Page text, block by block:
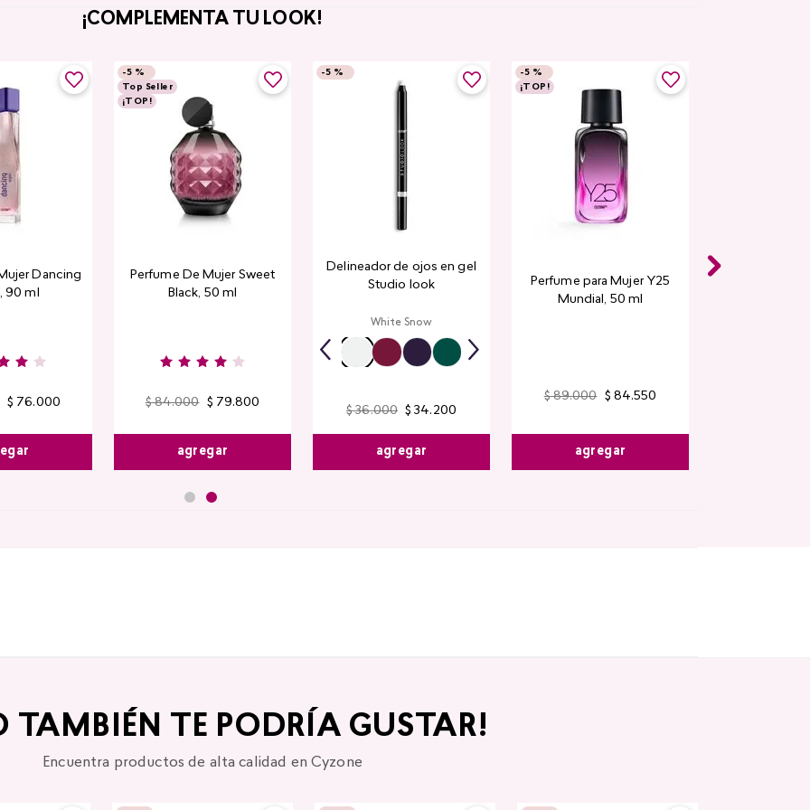
¡COMPLEMENTA TU LOOK!
Dancing
90 ml
$ 76.000
-5 %
Top Seller
¡TOP!
Perfume De Mujer Sweet
Black, 50 ml
$ 84.000 $ 79.800
agregar
-5 %
Delineador de ojos en gel
Studio look
White Snow
$ 36.000 $ 34. 200
agregar
-5 %
¡TOP!
Perfume para Mujer Y25
Mundial​, 50 ml
$ 89.000 $ 84.550
agregar
TAMBIÉN TE PODRÍA GUSTAR!
Encuentra productos de alta calidad en Cyzone